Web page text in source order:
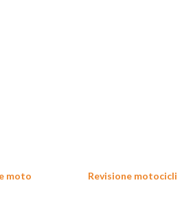
moto Revisione motocicli